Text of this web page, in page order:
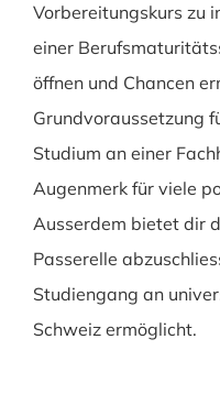
Vorbereitungskurs zu
einer
öffnen und Chancen
Grundvoraussetzung
Studium an einer
Augenmerk für viele
Ausserdem bietet dir
Passerelle
Studiengang an
Schweiz ermöglicht.